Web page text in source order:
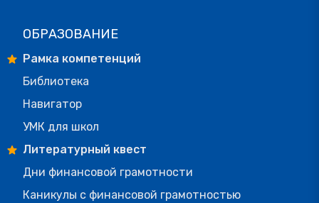
ОБРАЗОВАНИЕ
Рамка компетенций
Библиотека
Навигатор
УМК для школ
Литературный квест
Дни финансовой грамотности
Каникулы с финансовой грамотностью